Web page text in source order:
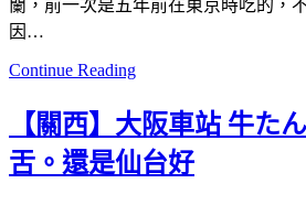
蘭，前一次是五年前在東京時吃的，
因…
Continue Reading
【關西】大阪車站 牛た
舌。還是仙台好